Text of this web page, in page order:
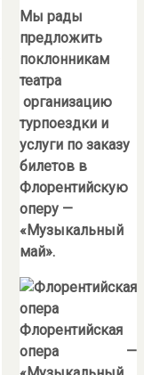
Мы рады
предложить
поклонникам
театра
организацию
турпоездки и
услуги по заказу
билетов в
Флорентийскую
оперу —
«Музыкальный
май».
Флорентийская
опера —